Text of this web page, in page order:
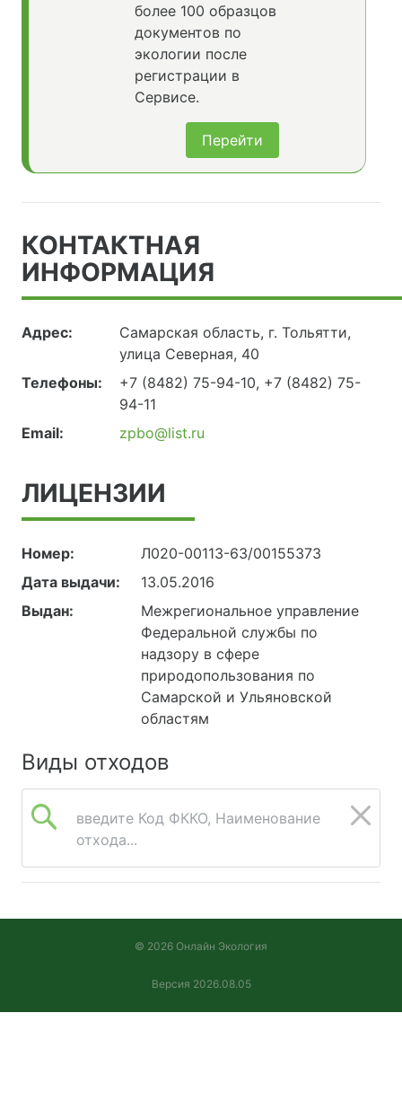
более 100 образцов
документов по
экологии после
регистрации в
Сервисе.
Перейти
КОНТАКТНАЯ
ИНФОРМАЦИЯ
Адрес:
Самарская область, г. Тольятти,
улица Северная, 40
Телефоны:
+7 (8482) 75-94-10, +7 (8482) 75-
94-11
Email:
zpbo@list.ru
ЛИЦЕНЗИИ
Номер:
Л020-00113-63/00155373
Дата выдачи:
13.05.2016
Выдан:
Межрегиональное управление
Федеральной службы по
надзору в сфере
природопользования по
Самарской и Ульяновской
областям
Виды отходов
введите Код ФККО, Наименование
отхода...
© 2026 Онлайн Экология
Версия 2026.08.05